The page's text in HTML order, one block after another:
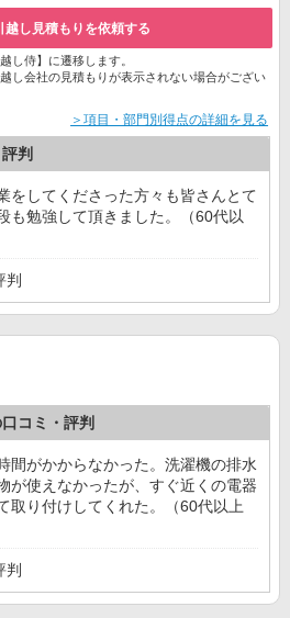
越し見積もりを依頼する
し侍】に遷移します。
し会社の見積もりが表示されない場合がござい
＞項目・部門別得点の詳細を見る
判
をしてくださった方々も皆さんとて
も勉強して頂きました。（60代以
判
コミ・評判
間がかからなかった。洗濯機の排水
が使えなかったが、すぐ近くの電器
取り付けしてくれた。（60代以上
判